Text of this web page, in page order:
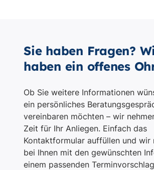
Sie haben Fragen?
haben ein offenes
Ob Sie weitere Informationen
ein persönliches
vereinbaren möchten – wir
Zeit für Ihr Anliegen. Einfach das
Kontaktformular auffüllen und wir
bei Ihnen mit den gewünschten
einem passenden